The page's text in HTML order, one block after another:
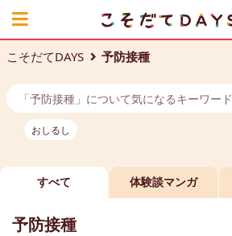
こそだてDAYS 予防接種
おしるし
すべて 体験談マンガ
予防接種